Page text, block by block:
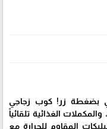
بضغطة زر! كوب زجاجي
الغذائية تلقائياً
المقاوم للحرارة مع